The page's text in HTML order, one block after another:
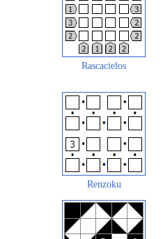
Rascacielos
Renzoku